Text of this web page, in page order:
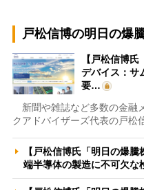
戸松信博の明日の爆
【戸松信博
デバイス：サ
要…
新聞や雑誌など多数の金融
クアドバイザーズ代表の戸松
【戸松信博氏「明日の爆
端半導体の製造に不可欠